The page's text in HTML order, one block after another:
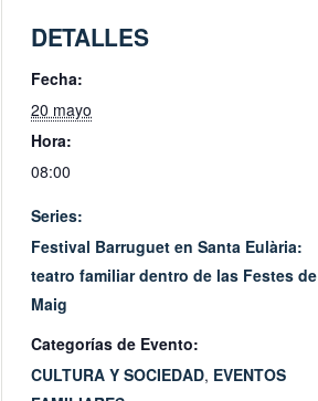
DETALLES
Fecha:
20 mayo
Hora:
08:00
Series:
Festival Barruguet en Santa Eulària:
teatro familiar dentro de las Festes de
Maig
Categorías de Evento:
CULTURA Y SOCIEDAD, EVENTOS